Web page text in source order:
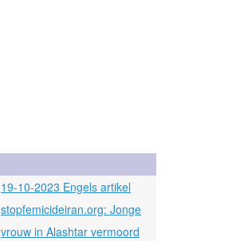
19-10-2023 Engels artikel
stopfemicideiran.org: Jonge
vrouw in Alashtar vermoord